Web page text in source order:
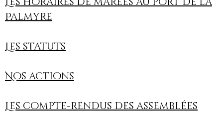
Palmyre
Les statuts
Nos actions
Les compte-rendus des assemblées